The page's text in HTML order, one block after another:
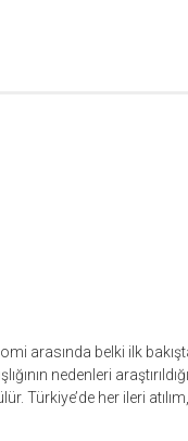
arasında belki ilk
nedenleri
Türkiye’de her ileri atılım,